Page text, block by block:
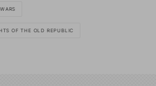
OF THE OLD REPUBLIC